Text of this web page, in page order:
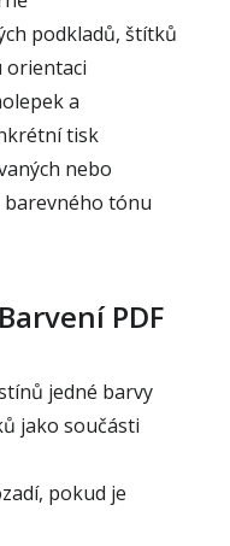
podkladů, štítků
orientaci
a
tisk
nebo
barevného tónu
PDF
jedné barvy
jako součásti
pokud je